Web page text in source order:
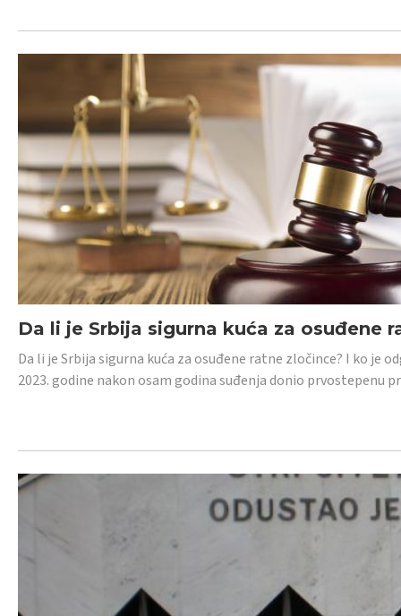
Da li je Srbija sigurna kuća za osuđene
Da li je Srbija sigurna kuća za osuđene ratne zločince? I ko je
2023. godine nakon osam godina suđenja donio prvostepenu